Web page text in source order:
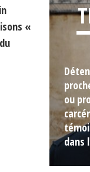
«
ou
dans